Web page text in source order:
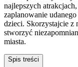
najlepszych
zaplanowanie
dzieci. Skorzystajcie z
stworzyć
miasta.
Spis treści